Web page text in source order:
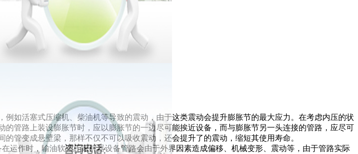
如活塞式压缩机、柴油机等导致的震动，由于这类震动会提升膨胀节的最大应力。在考虑内压的状
管路上装设膨胀节时，应以膨胀节的一边尽可能挨近设备，而与膨胀节另一头连接的管路，应尽可
管变成悬壁梁，那样不仅不可以吸收震动，还会提升了的震动，缩短其使用寿命。
运作时，输油软管厂家机器设备管路会由于外界因素造成偏移、机械变形、震动等，由于管路实际